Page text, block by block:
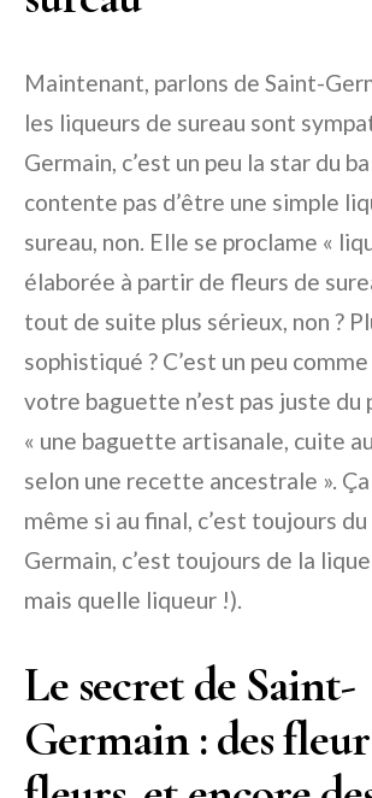
Maintenant, parlons de Saint-
les liqueurs de sureau sont
Germain, c’est un peu la star du
contente pas d’être une simple
sureau, non. Elle se proclame «
élaborée à partir de fleurs de
tout de suite plus sérieux, non ?
sophistiqué ? C’est un peu
votre baguette n’est pas juste du
« une baguette artisanale, cuite
selon une recette ancestrale ».
même si au final, c’est toujours
Germain, c’est toujours de la
mais quelle liqueur !).
Le secret de Saint-
Germain : des